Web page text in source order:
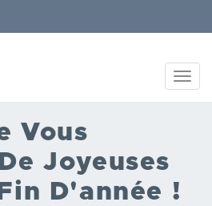
Vous
Joyeuses
D'année !